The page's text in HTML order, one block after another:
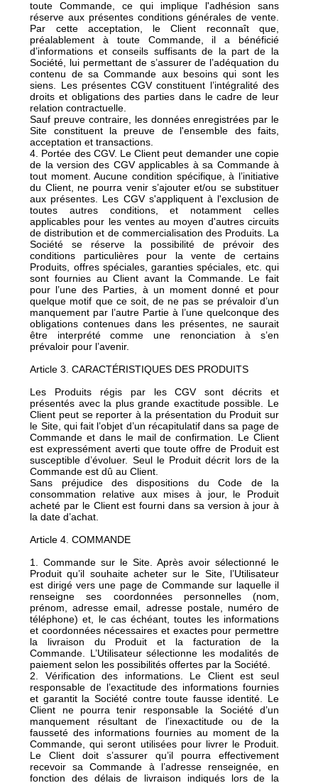
toute Commande, ce qui implique l'adhésion sans
réserve aux présentes conditions générales de vente.
Par cette acceptation, le Client reconnaît que,
préalablement à toute Commande, il a bénéficié
d’informations et conseils suffisants de la part de la
Société, lui permettant de s’assurer de l’adéquation du
contenu de sa Commande aux besoins qui sont les
siens. Les présentes CGV constituent l’intégralité des
droits et obligations des parties dans le cadre de leur
relation contractuelle.
Sauf preuve contraire, les données enregistrées par le
Site constituent la preuve de l'ensemble des faits,
acceptation et transactions.
4. Portée des CGV. Le Client peut demander une copie
de la version des CGV applicables à sa Commande à
tout moment. Aucune condition spécifique, à l’initiative
du Client, ne pourra venir s’ajouter et/ou se substituer
aux présentes. Les CGV s'appliquent à l'exclusion de
toutes autres conditions, et notamment celles
applicables pour les ventes au moyen d'autres circuits
de distribution et de commercialisation des Produits. La
Société se réserve la possibilité de prévoir des
conditions particulières pour la vente de certains
Produits, offres spéciales, garanties spéciales, etc. qui
sont fournies au Client avant la Commande. Le fait
pour l’une des Parties, à un moment donné et pour
quelque motif que ce soit, de ne pas se prévaloir d’un
manquement par l’autre Partie à l’une quelconque des
obligations contenues dans les présentes, ne saurait
être interprété comme une renonciation à s’en
prévaloir pour l’avenir.
Article 3. CARACTÉRISTIQUES DES PRODUITS
Les Produits régis par les CGV sont décrits et
présentés avec la plus grande exactitude possible. Le
Client peut se reporter à la présentation du Produit sur
le Site, qui fait l’objet d’un récapitulatif dans sa page de
Commande et dans le mail de confirmation. Le Client
est expressément averti que toute offre de Produit est
susceptible d’évoluer. Seul le Produit décrit lors de la
Commande est dû au Client.
Sans préjudice des dispositions du Code de la
consommation relative aux mises à jour, le Produit
acheté par le Client est fourni dans sa version à jour à
la date d’achat.
Article 4. COMMANDE
1. Commande sur le Site. Après avoir sélectionné le
Produit qu’il souhaite acheter sur le Site, l’Utilisateur
est dirigé vers une page de Commande sur laquelle il
renseigne ses coordonnées personnelles (nom,
prénom, adresse email, adresse postale, numéro de
téléphone) et, le cas échéant, toutes les informations
et coordonnées nécessaires et exactes pour permettre
la livraison du Produit et la facturation de la
Commande. L’Utilisateur sélectionne les modalités de
paiement selon les possibilités offertes par la Société.
2. Vérification des informations. Le Client est seul
responsable de l’exactitude des informations fournies
et garantit la Société contre toute fausse identité. Le
Client ne pourra tenir responsable la Société d’un
manquement résultant de l’inexactitude ou de la
fausseté des informations fournies au moment de la
Commande, qui seront utilisées pour livrer le Produit.
Le Client doit s’assurer qu’il pourra effectivement
recevoir sa Commande à l’adresse renseignée, en
fonction des délais de livraison indiqués lors de la